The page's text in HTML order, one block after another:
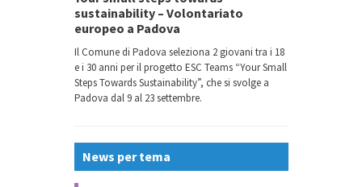
sustainability – Volontariato
europeo a Padova
Il Comune di Padova seleziona 2 giovani tra i 18
e i 30 anni per il progetto ESC Teams “Your Small
Steps Towards Sustainability”, che si svolge a
Padova dal 9 al 23 settembre.
News per tema